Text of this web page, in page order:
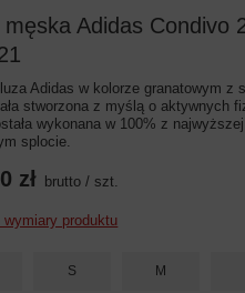
męska Adidas Condivo
Adidas w kolorze granatowym z
stworzona z myślą o aktywnych
wykonana w 100% z
splocie.
zł brutto /szt.
wymiary produktu
S M